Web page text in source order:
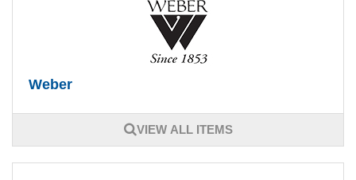
Weber
VIEW ALL ITEMS